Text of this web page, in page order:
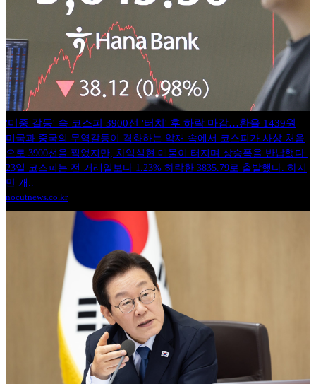
'미중 갈등' 속 코스피 3900선 '터치' 후 하락 마감…환율 1439원
미국과 중국의 무역갈등이 격화하는 악재 속에서 코스피가 사상 처음
으로 3900선을 찍었지만, 차익실현 매물이 터지며 상승폭을 반납했다.
23일 코스피는 전 거래일보다 1.23% 하락한 3835.79로 출발했다. 하지
만 개..
nocutnews.co.kr